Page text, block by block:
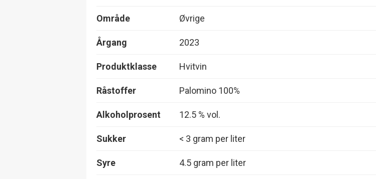
Område Øvrige
Årgang 2023
Produktklasse Hvitvin
Råstoffer Palomino 100%
Alkoholprosent 12.5 % vol.
Sukker < 3 gram per liter
Syre 4.5 gram per liter